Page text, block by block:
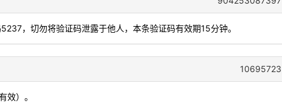
，切勿将验证码泄露于他人，本条验证码有效期15分钟。
10695723
效）。